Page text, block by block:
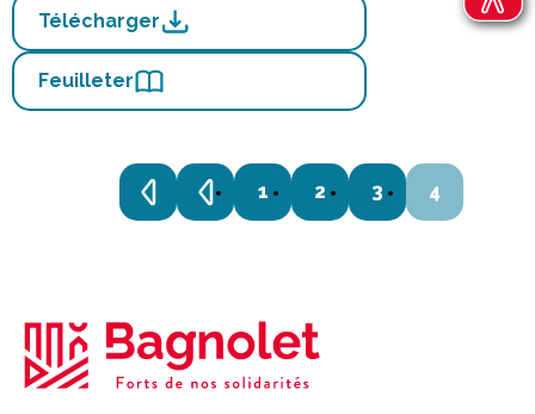
Télécharger
Feuilleter
1 2 3 4